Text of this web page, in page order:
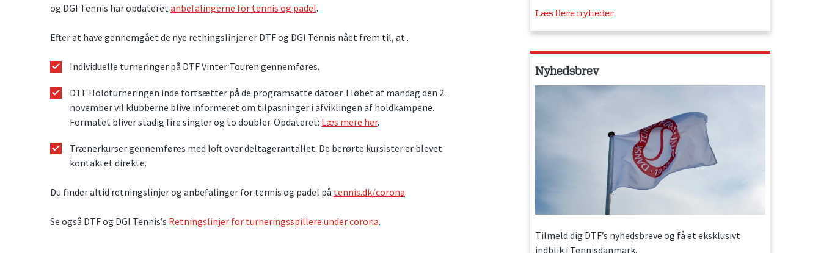
og DGI Tennis har opdateret anbefalingerne for tennis og padel.
Efter at have gennemgået de nye retningslinjer er DTF og DGI Tennis nået frem til, at..
Individuelle turneringer på DTF Vinter Touren gennemføres.
DTF Holdturneringen inde fortsætter på de programsatte datoer. I løbet af mandag den 2.
november vil klubberne blive informeret om tilpasninger i afviklingen af holdkampene.
Formatet bliver stadig fire singler og to doubler. Opdateret: Læs mere her.
Trænerkurser gennemføres med loft over deltagerantallet. De berørte kursister er blevet
kontaktet direkte.
Du finder altid retningslinjer og anbefalinger for tennis og padel på tennis.dk/corona
Se også DTF og DGI Tennis’s Retningslinjer for turneringsspillere under corona.
Læs flere nyheder
Nyhedsbrev
Tilmeld dig DTF’s nyhedsbreve og få et eksklusivt
indblik i Tennisdanmark.